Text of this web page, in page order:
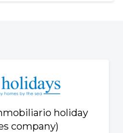
holiday
company)